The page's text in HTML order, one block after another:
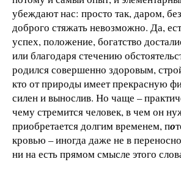
убеждают нас: просто так, даром,
доброго стяжать невозможно. Да,
успех, положение, богатство
или благодаря стечению
родился совершенно здоровым,
кто от природы имеет прекрасную
силен и вынослив. Но чаще –
чему стремится человек, в чем он
приобретается долгим временем, по
кровью – иногда даже не в
ни на есть прямом смысле этого